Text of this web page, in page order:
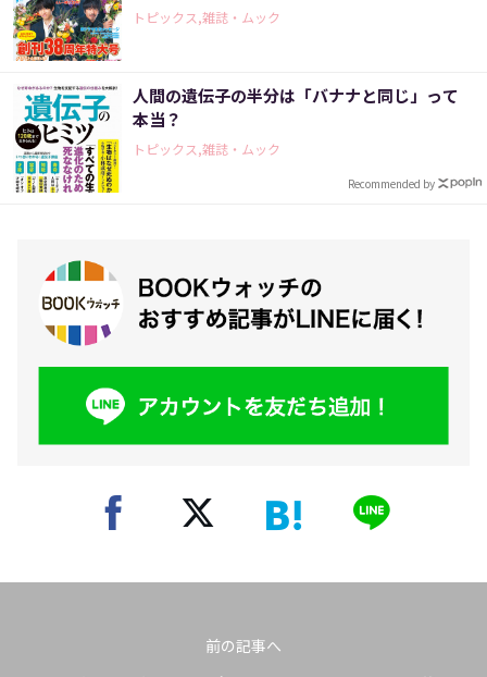
トピックス,雑誌・ムック
人間の遺伝子の半分は「バナナと同じ」って
本当？
トピックス,雑誌・ムック
Recommended by
前の記事へ